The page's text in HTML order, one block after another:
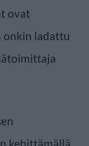
ovat
onkin ladattu